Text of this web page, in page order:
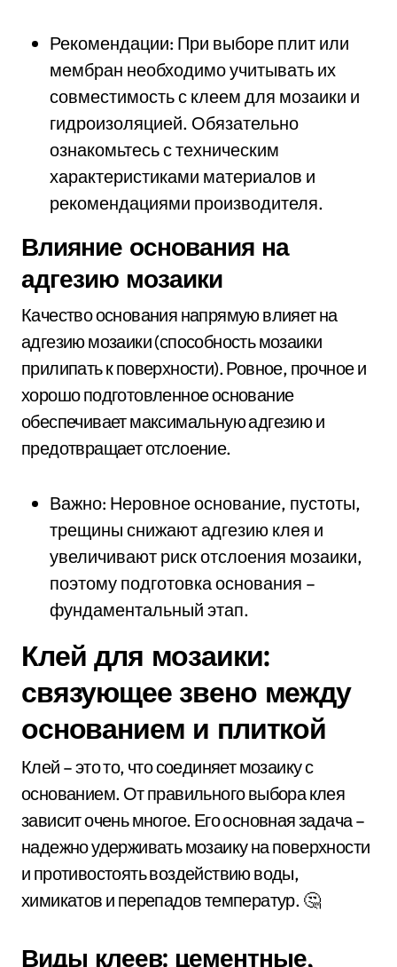
Рекомендации: При выборе плит или
мембран необходимо учитывать их
совместимость с клеем для мозаики и
гидроизоляцией. Обязательно
ознакомьтесь с техническим
характеристиками материалов и
рекомендациями производителя.
Влияние основания на
адгезию мозаики
Качество основания напрямую влияет на
адгезию мозаики (способность мозаики
прилипать к поверхности). Ровное, прочное и
хорошо подготовленное основание
обеспечивает максимальную адгезию и
предотвращает отслоение.
Важно: Неровное основание, пустоты,
трещины снижают адгезию клея и
увеличивают риск отслоения мозаики,
поэтому подготовка основания –
фундаментальный этап.
Клей для мозаики:
связующее звено между
основанием и плиткой
Клей – это то, что соединяет мозаику с
основанием. От правильного выбора клея
зависит очень многое. Его основная задача –
надежно удерживать мозаику на поверхности
и противостоять воздействию воды,
химикатов и перепадов температур. 🤔
Виды клеев: цементные,